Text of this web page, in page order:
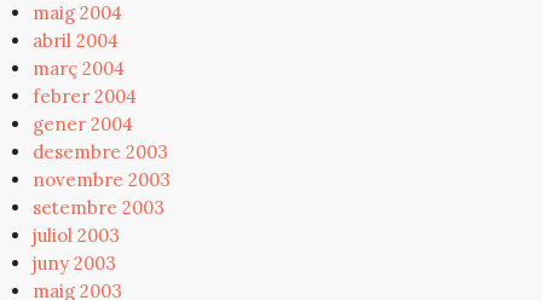
maig 2004
abril 2004
març 2004
febrer 2004
gener 2004
desembre 2003
novembre 2003
setembre 2003
juliol 2003
juny 2003
maig 2003